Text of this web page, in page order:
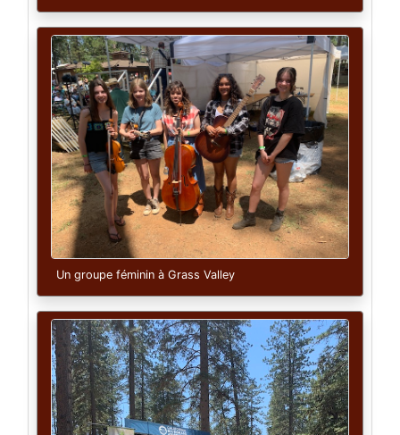
Un groupe féminin à Grass Valley